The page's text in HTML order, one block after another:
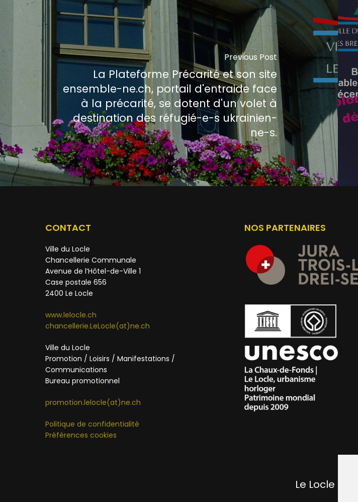
Previous Post
La Plateforme Précarité et son site
ensemble-ne.ch, portail d'entraide face
à la précarité, se dotent d'un volet à
destination des réfugié-e-s ukrainien-
ne-s.
CONTACT
Ville du Locle
Chancellerie Communale
Avenue de l’Hôtel-de-Ville 1
Case postale 656
2400 Le Locle
www.lelocle.ch
chancellerie.LeLocle(at)ne.ch
Ville du Locle
Promotion / Loisirs / Manifestations /
Communications
Bureau promotionnel
promotion.lelocle(at)ne.ch
Politique de confidentialité
Préférences cookies
NOS PARTENAIRES
Le Locle